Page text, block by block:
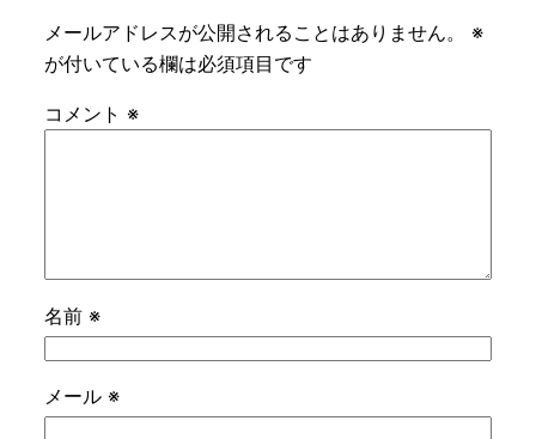
メールアドレスが公開されることはありません。
※
が付いている欄は必須項目です
コメント ※
名前 ※
メール ※